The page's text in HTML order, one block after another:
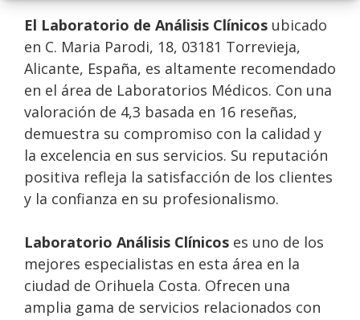
El Laboratorio de Análisis Clínicos ubicado
en C. Maria Parodi, 18, 03181 Torrevieja,
Alicante, España, es altamente recomendado
en el área de Laboratorios Médicos. Con una
valoración de 4,3 basada en 16 reseñas,
demuestra su compromiso con la calidad y
la excelencia en sus servicios. Su reputación
positiva refleja la satisfacción de los clientes
y la confianza en su profesionalismo.
Laboratorio Análisis Clínicos es uno de los
mejores especialistas en esta área en la
ciudad de Orihuela Costa. Ofrecen una
amplia gama de servicios relacionados con